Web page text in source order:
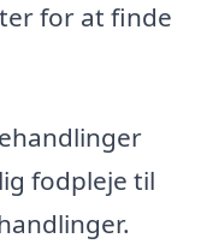
for at finde
fodpleje til